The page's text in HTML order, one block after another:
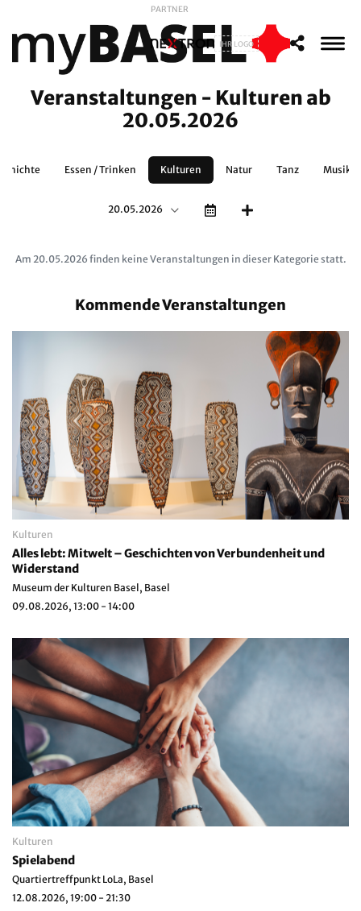
PARTNER
IHR LOGO
Veranstaltungen - Kulturen ab
20.05.2026
Essen / Trinken Kulturen Natur Tanz
20.05.2026
Am 20.05.2026 finden keine Veranstaltungen in dieser Kategorie statt.
Kommende Veranstaltungen
Kulturen
Alles lebt: Mitwelt – Geschichten von Verbundenheit und
Widerstand
Museum der Kulturen Basel, Basel
09.08.2026, 13:00 - 14:00
Kulturen
Spielabend
Quartiertreffpunkt LoLa, Basel
12.08.2026, 19:00 - 21:30